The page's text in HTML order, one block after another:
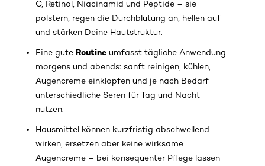
C, Retinol, Niacinamid und Peptide – sie
polstern, regen die Durchblutung an, hellen auf
und stärken Deine Hautstruktur.
Eine gute Routine umfasst tägliche Anwendung
morgens und abends: sanft reinigen, kühlen,
Augencreme einklopfen und je nach Bedarf
unterschiedliche Seren für Tag und Nacht
nutzen.
Hausmittel können kurzfristig abschwellend
wirken, ersetzen aber keine wirksame
Augencreme – bei konsequenter Pflege lassen